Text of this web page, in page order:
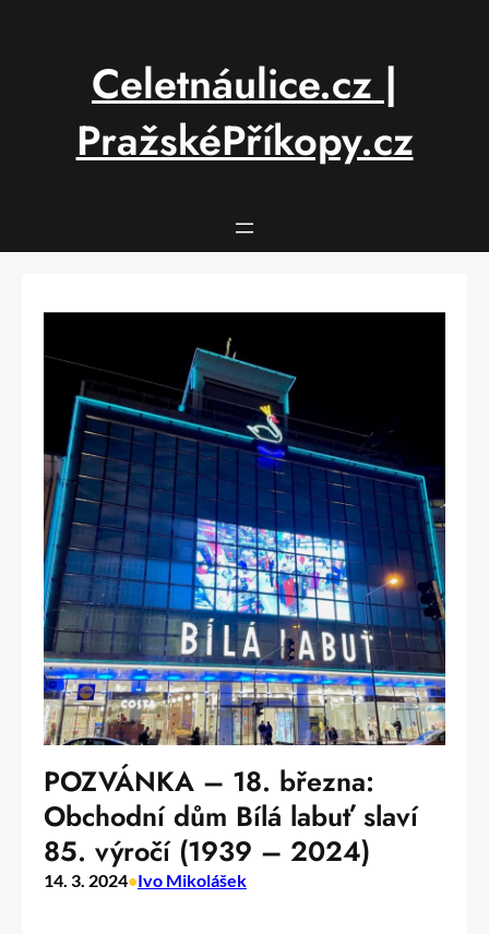
Celetnáulice.cz |
PražskéPříkopy.cz
POZVÁNKA – 18. března:
Obchodní dům Bílá labuť slaví
85. výročí (1939 – 2024)
14. 3. 2024•Ivo Mikolášek